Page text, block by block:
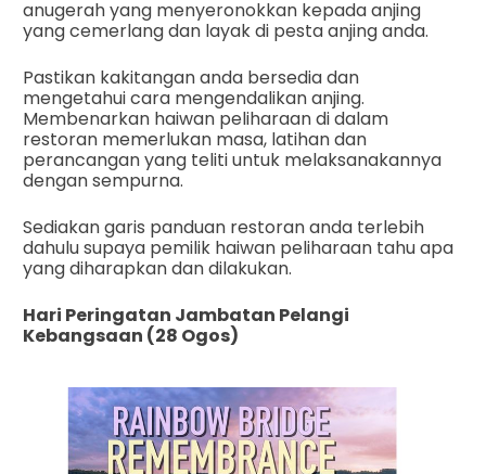
anugerah yang menyeronokkan kepada anjing
yang cemerlang dan layak di pesta anjing anda.
Pastikan kakitangan anda bersedia dan
mengetahui cara mengendalikan anjing.
Membenarkan haiwan peliharaan di dalam
restoran memerlukan masa, latihan dan
perancangan yang teliti untuk melaksanakannya
dengan sempurna.
Sediakan garis panduan restoran anda terlebih
dahulu supaya pemilik haiwan peliharaan tahu apa
yang diharapkan dan dilakukan.
Hari Peringatan Jambatan Pelangi
Kebangsaan (28 Ogos)